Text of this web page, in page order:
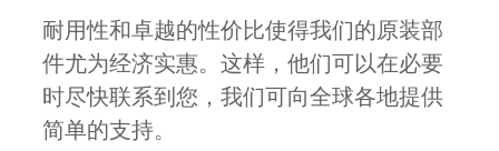
耐用性和卓越的性价比使得我们的原装部
件尤为经济实惠。这样，他们可以在必要
时尽快联系到您，我们可向全球各地提供
简单的支持。